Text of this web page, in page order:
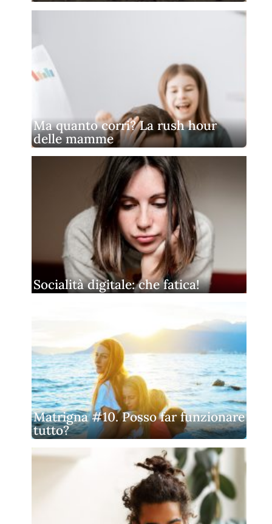
Ma quanto corri? La rush hour
delle mamme
Socialità digitale: che fatica!
Matrigna #10. Posso far funzionare
tutto?